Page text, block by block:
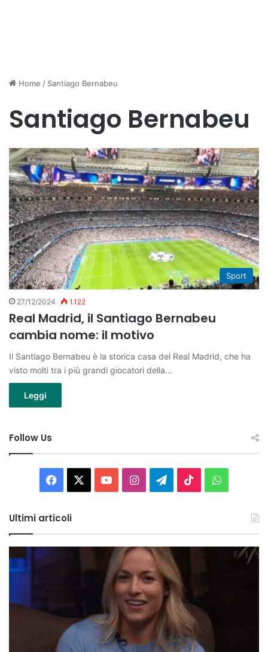
Home / Santiago Bernabeu
Santiago Bernabeu
Sport
27/12/2024 1.122
Real Madrid, il Santiago Bernabeu
cambia nome: il motivo
Il Santiago Bernabeu è la storica casa del Real Madrid, che ha
visto molti tra i più grandi giocatori della…
Leggi
Follow Us
Facebook You InstagramTelegram
TikTok
Ultimi articoli